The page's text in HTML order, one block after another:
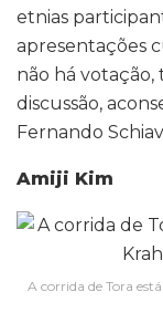
etnias
apresentações
não há
discussão,
Fernando
Amiji Kim
A corrida de Tora